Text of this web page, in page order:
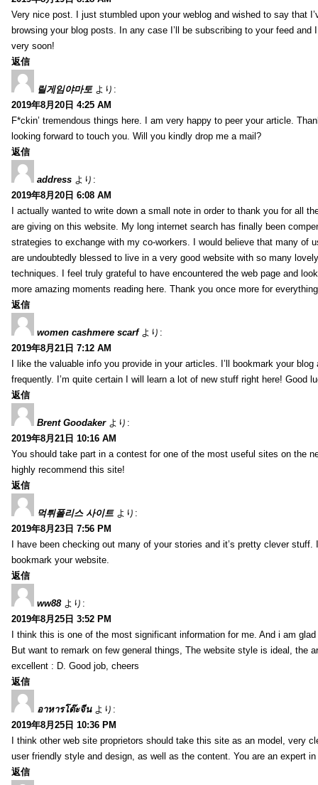
Very nice post. I just stumbled upon your weblog and wished to say that
browsing your blog posts. In any case I’ll be subscribing to your feed and
very soon!
返信
릴게임야마토 より:
2019年8月20日 4:25 AM
F*ckin’ tremendous things here. I am very happy to peer your article.
looking forward to touch you. Will you kindly drop me a mail?
返信
address より:
2019年8月20日 6:08 AM
I actually wanted to write down a small note in order to thank you for all
are giving on this website. My long internet search has finally been
strategies to exchange with my co-workers. I would believe that many of
are undoubtedly blessed to live in a very good website with so many
techniques. I feel truly grateful to have encountered the web page and
more amazing moments reading here. Thank you once more for
返信
women cashmere scarf より:
2019年8月21日 7:12 AM
I like the valuable info you provide in your articles. I’ll bookmark your blog
frequently. I’m quite certain I will learn a lot of new stuff right here! Good
返信
Brent Goodaker より:
2019年8月21日 10:16 AM
You should take part in a contest for one of the most useful sites on the
highly recommend this site!
返信
먹튀폴리스 사이트 より:
2019年8月23日 7:56 PM
I have been checking out many of your stories and it’s pretty clever stuff.
bookmark your website.
返信
ww88 より:
2019年8月25日 3:52 PM
I think this is one of the most significant information for me. And i am
But want to remark on few general things, The website style is ideal, the
excellent : D. Good job, cheers
返信
อาหารโต๊ะจีน より:
2019年8月25日 10:36 PM
I think other web site proprietors should take this site as an model, very
user friendly style and design, as well as the content. You are an expert
返信